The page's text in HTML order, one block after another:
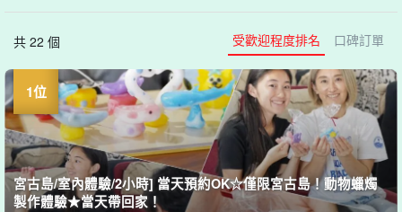
共 22 個 受歡迎程度排名 口碑訂單
宮古島/室內體驗/2小時] 當天預約OK☆僅限宮古島！動物蠟燭
製作體驗★當天帶回家！